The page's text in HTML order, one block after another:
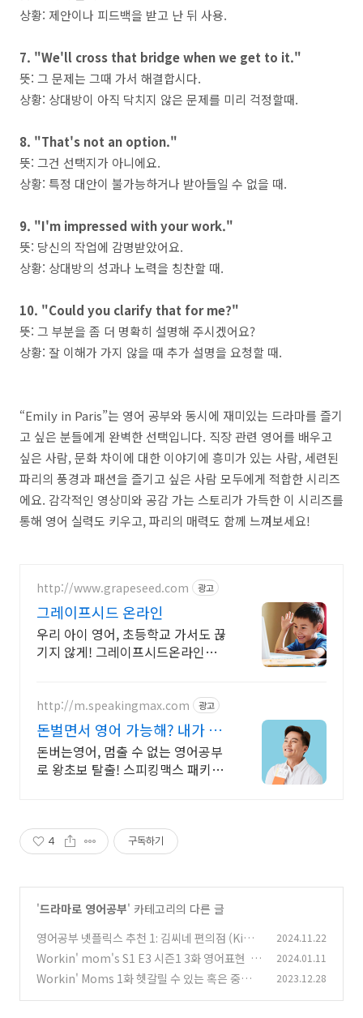
상황: 제안이나 피드백을 받고 난 뒤 사용.
7. "We'll cross that bridge when we get to it."
뜻: 그 문제는 그때 가서 해결합시다.
상황: 상대방이 아직 닥치지 않은 문제를 미리 걱정할때.
8. "That's not an option."
뜻: 그건 선택지가 아니에요.
상황: 특정 대안이 불가능하거나 받아들일 수 없을 때.
9. "I'm impressed with your work."
뜻: 당신의 작업에 감명받았어요.
상황: 상대방의 성과나 노력을 칭찬할 때.
10. "Could you clarify that for me?"
뜻: 그 부분을 좀 더 명확히 설명해 주시겠어요?
상황: 잘 이해가 가지 않을 때 추가 설명을 요청할 때.
“Emily in Paris”는 영어 공부와 동시에 재미있는 드라마를 즐기
고 싶은 분들에게 완벽한 선택입니다. 직장 관련 영어를 배우고
싶은 사람, 문화 차이에 대한 이야기에 흥미가 있는 사람, 세련된
파리의 풍경과 패션을 즐기고 싶은 사람 모두에게 적합한 시리즈
에요. 감각적인 영상미와 공감 가는 스토리가 가득한 이 시리즈를
통해 영어 실력도 키우고, 파리의 매력도 함께 느껴보세요!
http://www.grapeseed.com 광고
그레이프시드 온라인
우리 아이 영어, 초등학교 가서도 끊
기지 않게! 그레이프시드온라인해
길러보세요!
http://m.speakingmax.com 광고
돈벌면서 영어 가능해? 내가 원
할 때 번만큼 출금!
돈버는영어, 멈출 수 없는 영어공부
로 왕초보 탈출! 스피킹맥스 패키지
4 구독하기
'드라마로 영어공부' 카테고리의 다른 글
영어공부 넷플릭스 추천 1: 김씨네 편의점 (Ki
m’s Convenience)
(31)
2024.11.22
Workin' mom's S1 E3 시즌1 3화 영어표현
(3
1)
2024.01.11
Workin' Moms 1화 헷갈릴 수 있는 혹은 중요한
2023.12.28